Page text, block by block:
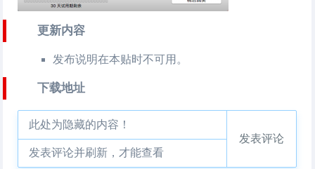
更新内容
发布说明在本贴时不可用。
下载地址
此处为隐藏的内容！
发表评论并刷新，才能查看
发表评论